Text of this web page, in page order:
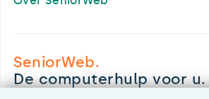
SeniorWeb.
De computerhulp voor u.